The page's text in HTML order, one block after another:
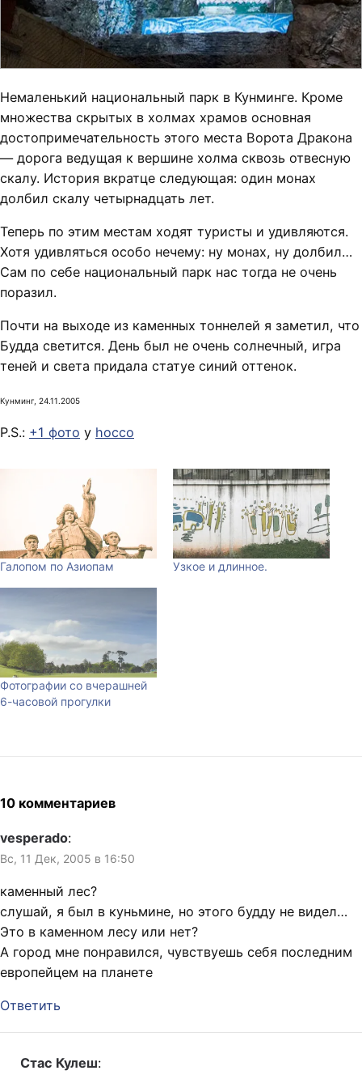
Немаленький национальный парк в Кунминге. Кроме
множества скрытых в холмах храмов основная
достопримечательность этого места Ворота Дракона
— дорога ведущая к вершине холма сквозь отвесную
скалу. История вкратце следующая: один монах
долбил скалу четырнадцать лет.
Теперь по этим местам ходят туристы и удивляются.
Хотя удивляться особо нечему: ну монах, ну долбил…
Сам по себе национальный парк нас тогда не очень
поразил.
Почти на выходе из каменных тоннелей я заметил, что
Будда светится. День был не очень солнечный, игра
теней и света придала статуе синий оттенок.
Кунминг, 24.11.2005
P.S.: +1 фото у hocco
Галопом по Азиопам Узкое и длинное.
Фотографии со вчерашней
6-часовой прогулки
10 комментариев
vesperado:
Вс, 11 Дек, 2005 в 16:50
каменный лес?
слушай, я был в куньмине, но этого будду не видел…
Это в каменном лесу или нет?
А город мне понравился, чувствуешь себя последним
европейцем на планете
Ответить
Стас Кулеш: